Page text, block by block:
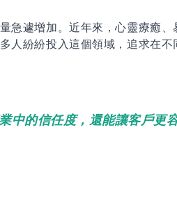
遽增加。近年來，心靈療癒、
人紛紛投入這個領域，追求在不
中的信任度，還能讓客戶更